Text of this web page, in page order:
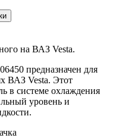
на ВАЗ Vesta.
предназначен для
ВАЗ Vesta. Этот
в системе охлаждения
уровень и